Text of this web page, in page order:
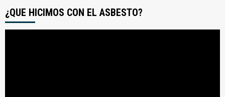
¿QUE HICIMOS CON EL ASBESTO?